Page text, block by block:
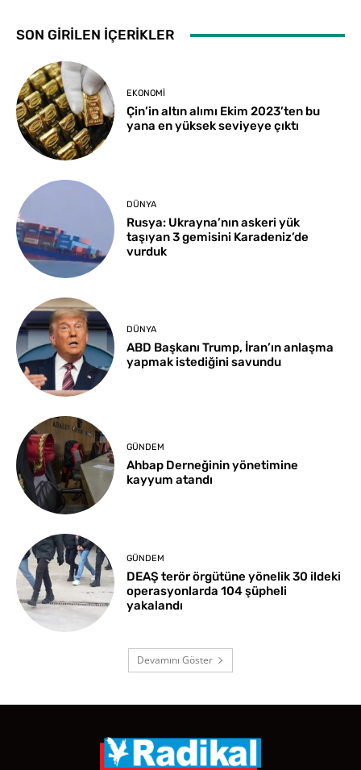
SON GİRİLEN İÇERİKLER
EKONOMI
Çin’in altın alımı Ekim 2023’ten bu
yana en yüksek seviyeye çıktı
DÜNYA
Rusya: Ukrayna’nın askeri yük
taşıyan 3 gemisini Karadeniz’de
vurduk
DÜNYA
ABD Başkanı Trump, İran’ın anlaşma
yapmak istediğini savundu
GÜNDEM
Ahbap Derneğinin yönetimine
kayyum atandı
GÜNDEM
DEAŞ terör örgütüne yönelik 30 ildeki
operasyonlarda 104 şüpheli
yakalandı
Devamını Göster